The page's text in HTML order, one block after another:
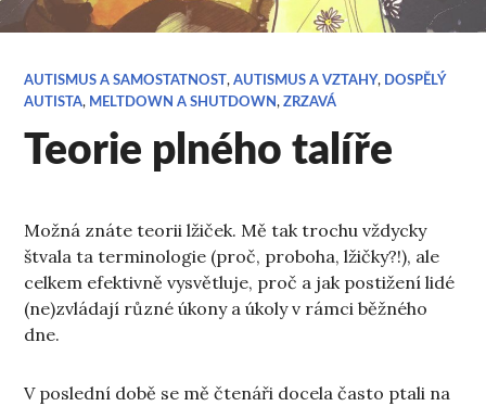
AUTISMUS A SAMOSTATNOST,AUTISMUS A VZTAHY, DOSPĚLÝ
AUTISTA, MELTDOWN A SHUTDOWN,ZRZAVÁ
Teorie plného talíře
Možná znáte teorii lžiček. Mě tak trochu vždycky
štvala ta terminologie (proč, proboha, lžičky?!), ale
celkem efektivně vysvětluje, proč a jak postižení lidé
(ne)zvládají různé úkony a úkoly v rámci běžného
dne.
V poslední době se mě čtenáři docela často ptali na